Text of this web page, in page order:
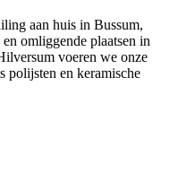
aan huis in Bussum,
omliggende plaatsen in
voeren we onze
polijsten en keramische